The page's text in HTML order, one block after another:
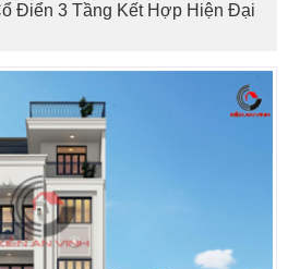
Điển 3 Tầng Kết Hợp Hiện Đại